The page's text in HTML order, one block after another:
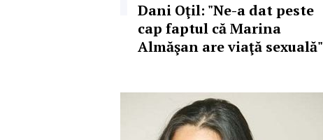
Dani Oţil: "Ne-a dat peste
cap faptul că Marina
Almăşan are viaţă sexuală"